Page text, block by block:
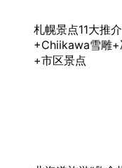
札幌景点11大推
+Chiikawa雪雕
+市区景点